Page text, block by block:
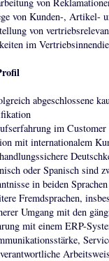
von Kunden-, Artikel-
von
im
abgeschlossene
im
mit internationalem
oder Spanisch sind
in beiden
Fremdsprachen,
Umgang mit den
mit einem ERP-